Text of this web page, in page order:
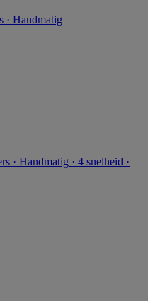
· Handmatig
· Handmatig · 4 snelheid ·